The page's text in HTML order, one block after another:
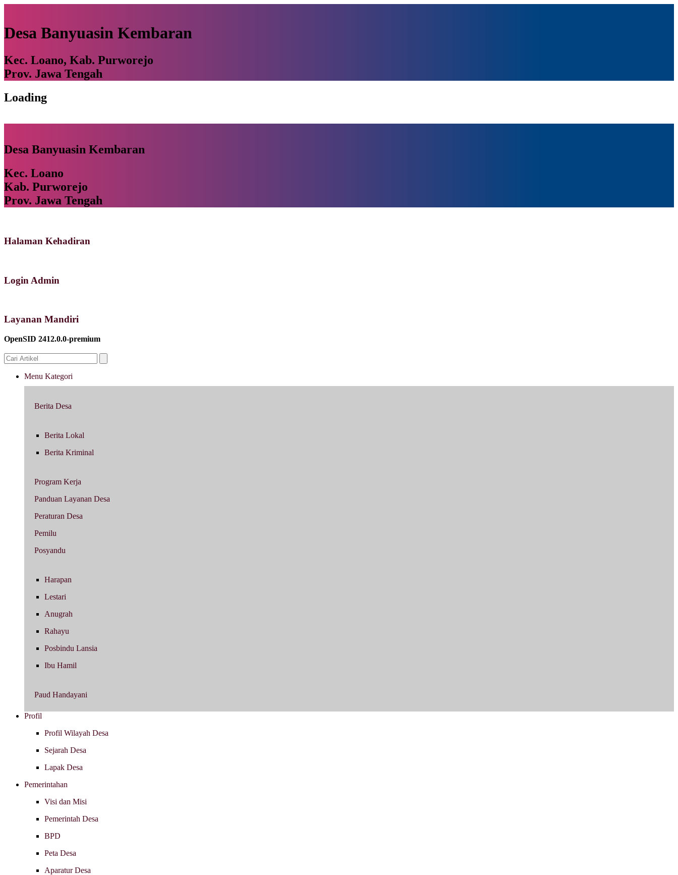
Desa Banyuasin Kembaran
Kec. Loano, Kab. Purworejo
Prov. Jawa Tengah
Loading
Desa Banyuasin Kembaran
Kec. Loano
Kab. Purworejo
Prov. Jawa Tengah
Halaman Kehadiran
Login Admin
Layanan Mandiri
OpenSID 2412.0.0-premium
Menu Kategori
Berita Desa
Berita Lokal
Berita Kriminal
Program Kerja
Panduan Layanan Desa
Peraturan Desa
Pemilu
Posyandu
Harapan
Lestari
Anugrah
Rahayu
Posbindu Lansia
Ibu Hamil
Paud Handayani
Profil
Profil Wilayah Desa
Sejarah Desa
Lapak Desa
Pemerintahan
Visi dan Misi
Pemerintah Desa
BPD
Peta Desa
Aparatur Desa